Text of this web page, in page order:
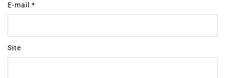
E-mail *
Site